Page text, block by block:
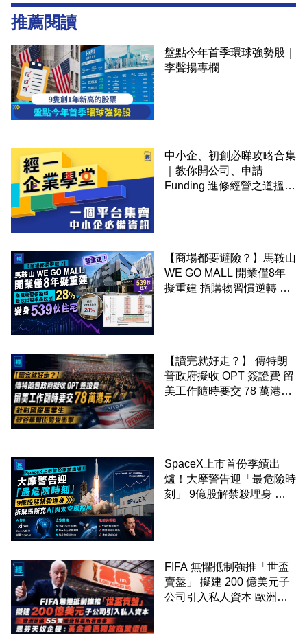
推薦閱讀
盤點今年首季環球強勢股｜
李聲揚專欄
中小企、初創必睇攻略合集
｜教你開公司、申請
Funding 進修經營之道搵大
【商場都要避險？】馬鞍山
WE GO MALL 開業僅8年
擬重建 指購物習慣逆轉 餐
【讀完就好走？】 傳特朗
普政府擬收 OPT 簽證費 留
美工作隨時要交 78 萬港元
SpaceX上市首份季績出
爐！大摩警告迎「最危險時
刻」 9億股解禁殺埋身 拆
FIFA 無懼抵制強推「世盃
賣盤」 擬建 200 億美元子
公司引入私人資本 歐洲足